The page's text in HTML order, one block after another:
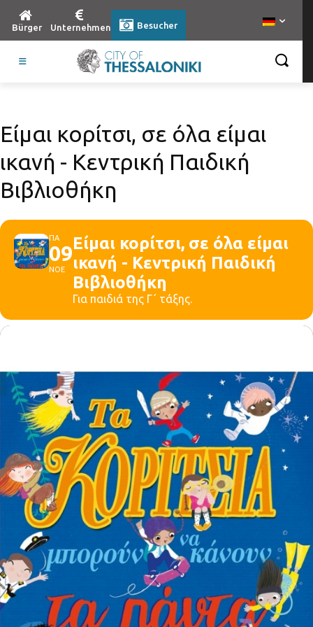
Bürger Unternehmen Besucher
Είμαι κορίτσι, σε όλα είμαι
ικανή - Κεντρική Παιδική
Βιβλιοθήκη
ΠΑ
09
ΝΟΕ
Είμαι κορίτσι, σε όλα είμαι
ικανή - Κεντρική Παιδική
Βιβλιοθήκη
Για παιδιά της Γ΄ τάξης.